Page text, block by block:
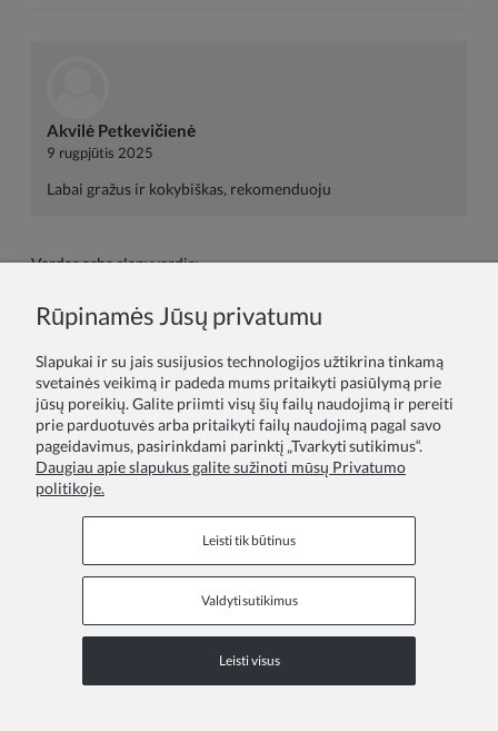
Akvilė Petkevičienė
9 rugpjūtis 2025
Labai gražus ir kokybiškas, rekomenduoju
Vardas arba slapyvardis:
Rūpinamės Jūsų privatumu
Slapukai ir su jais susijusios technologijos užtikrina tinkamą
svetainės veikimą ir padeda mums pritaikyti pasiūlymą prie
jūsų poreikių. Galite priimti visų šių failų naudojimą ir pereiti
prie parduotuvės arba pritaikyti failų naudojimą pagal savo
pageidavimus, pasirinkdami parinktį „Tvarkyti sutikimus“.
Daugiau apie slapukus galite sužinoti mūsų Privatumo
politikoje.
Leisti tik būtinus
Valdyti sutikimus
Leisti visus